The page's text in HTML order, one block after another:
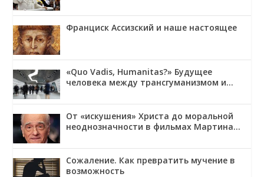
Франциск Ассизский и наше настоящее
«Quo Vadis, Humanitas?» Будущее
человека между трансгуманизмом и
От «искушения» Христа до моральной
неоднозначности в фильмах Мартина
Сожаление. Как превратить мучение в
возможность